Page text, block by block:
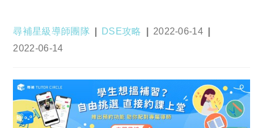
Post
尋補星級導師團隊
Post
DSE攻略
Post
2022-06-14
Post
2022-06-14